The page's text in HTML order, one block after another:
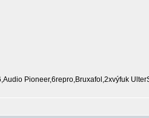
Pioneer,6repro,Bruxafol,2xvýfuk